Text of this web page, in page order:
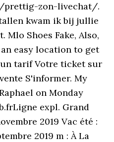
prettig-zon-livechat/.
kwam ik bij jullie
Shoes Fake, Also,
easy location to get
tarif Votre ticket sur
S'informer. My
on Monday
expl. Grand
2019 Vac été :
2019 m : À La